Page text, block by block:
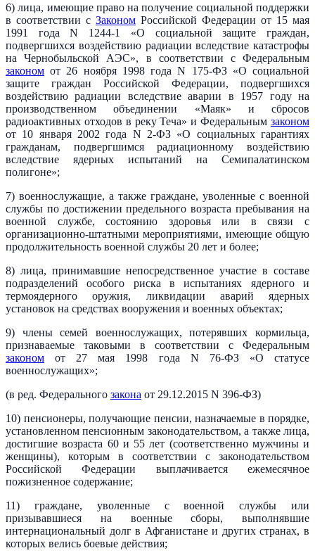
6) лица, имеющие право на получение социальной поддержки
в соответствии с Законом Российской Федерации от 15 мая
1991 года N 1244-1 «О социальной защите граждан,
подвергшихся воздействию радиации вследствие катастрофы
на Чернобыльской АЭС», в соответствии с Федеральным
законом от 26 ноября 1998 года N 175-ФЗ «О социальной
защите граждан Российской Федерации, подвергшихся
воздействию радиации вследствие аварии в 1957 году на
производственном объединении «Маяк» и сбросов
радиоактивных отходов в реку Теча» и Федеральным законом
от 10 января 2002 года N 2-ФЗ «О социальных гарантиях
гражданам, подвергшимся радиационному воздействию
вследствие ядерных испытаний на Семипалатинском
полигоне»;
7) военнослужащие, а также граждане, уволенные с военной
службы по достижении предельного возраста пребывания на
военной службе, состоянию здоровья или в связи с
организационно-штатными мероприятиями, имеющие общую
продолжительность военной службы 20 лет и более;
8) лица, принимавшие непосредственное участие в составе
подразделений особого риска в испытаниях ядерного и
термоядерного оружия, ликвидации аварий ядерных
установок на средствах вооружения и военных объектах;
9) члены семей военнослужащих, потерявших кормильца,
признаваемые таковыми в соответствии с Федеральным
законом от 27 мая 1998 года N 76-ФЗ «О статусе
военнослужащих»;
(в ред. Федерального закона от 29.12.2015 N 396-ФЗ)
10) пенсионеры, получающие пенсии, назначаемые в порядке,
установленном пенсионным законодательством, а также лица,
достигшие возраста 60 и 55 лет (соответственно мужчины и
женщины), которым в соответствии с законодательством
Российской Федерации выплачивается ежемесячное
пожизненное содержание;
11) граждане, уволенные с военной службы или
призывавшиеся на военные сборы, выполнявшие
интернациональный долг в Афганистане и других странах, в
которых велись боевые действия;